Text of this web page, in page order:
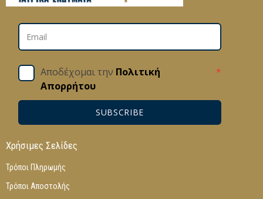
Αποδέχομαι την Πολιτική
Απορρήτου
*
SUBSCRIBE
Χρήσιμες Σελίδες
Τρόποι Πληρωμής
Τρόποι Αποστολής